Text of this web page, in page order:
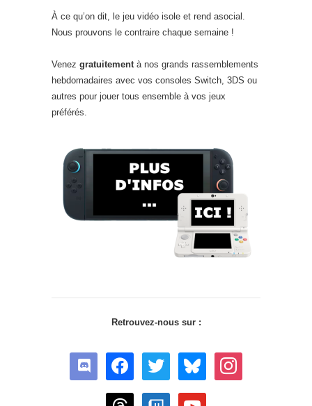
À ce qu’on dit, le jeu vidéo isole et rend asocial.
Nous prouvons le contraire chaque semaine !
Venez gratuitement à nos grands rassemblements
hebdomadaires avec vos consoles Switch, 3DS ou
autres pour jouer tous ensemble à vos jeux
préférés.
Retrouvez-nous sur :
discord facebook twitter bluesky instagram
threads twitch youtube